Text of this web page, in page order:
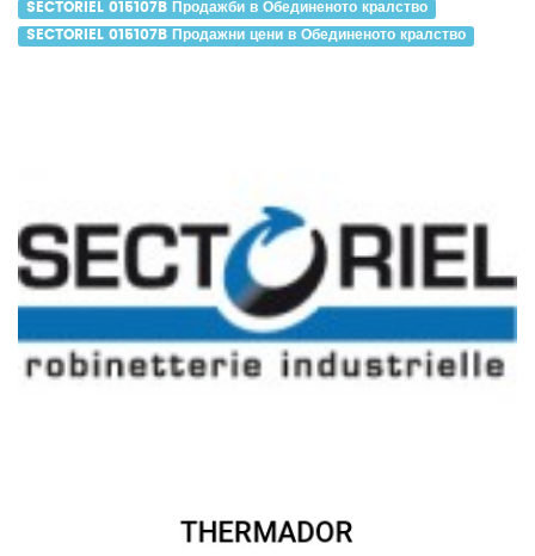
SECTORIEL 015107B Продажби в Обединеното кралство
SECTORIEL 015107B Продажни цени в Обединеното кралство